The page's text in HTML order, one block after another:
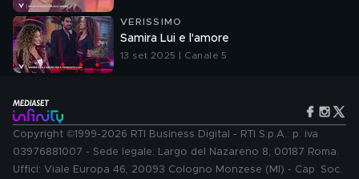
VERISSIMO
Samira Lui e l'amore
13 set 2025 | Canale 5
Copyright ©1999-2026 RTI Business Digital - RTI S.p.A.: p. iva
03976881007 - Sede legale: Largo del Nazareno 8, 00187 Roma.
Uffici: Viale Europa 46, 20093 Cologno Monzese (MI) - Cap. Soc.